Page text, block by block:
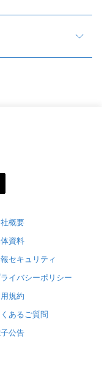
概要
資料
セキュリティ
イバシーポリシー
規約
あるご質問
公告